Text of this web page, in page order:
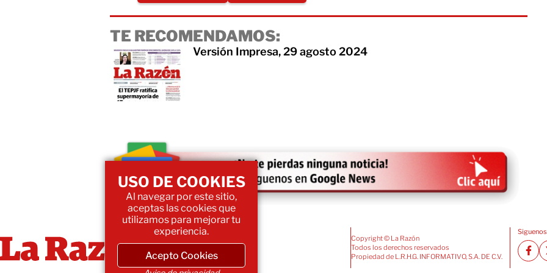
TE RECOMENDAMOS:
Versión Impresa, 29 agosto 2024
Copyright © La Razón
Todos los derechos reservados
Propiedad de L.R.H.G. INFORMATIVO, S.A. DE C.V.
USO DE COOKIES
Al navegar por este sitio,
aceptas las cookies que
utilizamos para mejorar tu
experiencia.
Acepto Cookies